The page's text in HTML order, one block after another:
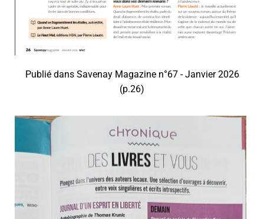
Publié dans Savenay Magazine n°67 - Janvier 2026
(p.26)